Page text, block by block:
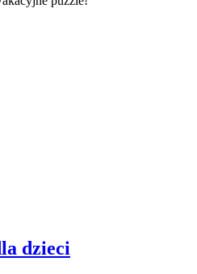
dzieci